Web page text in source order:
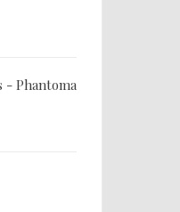
- Phantoma